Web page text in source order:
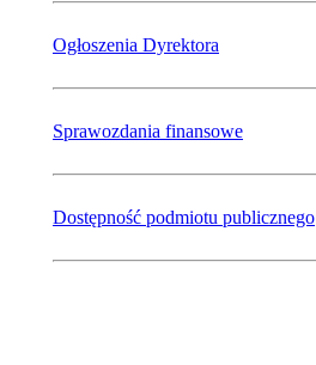
Ogłoszenia Dyrektora
Sprawozdania finansowe
Dostępność podmiotu publicznego